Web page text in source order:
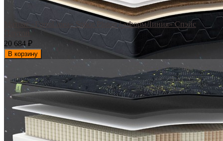
Матрас «FormLinea» Space Pluton / «ФормЛиния» Спэйс
Плутон
20 684 ₽
В корзину